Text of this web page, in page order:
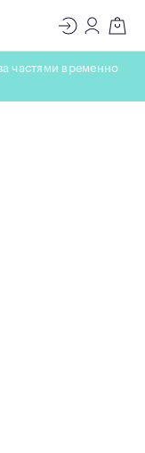
КОСМЕТОЛОГИИ
Регистрация
Вход
частями временно